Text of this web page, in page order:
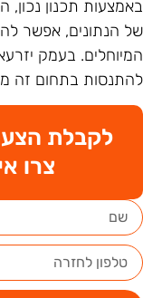
תכנון נכון,
הנתונים, אפשר
בעמק
בתחום זה
לקבלת
צרו